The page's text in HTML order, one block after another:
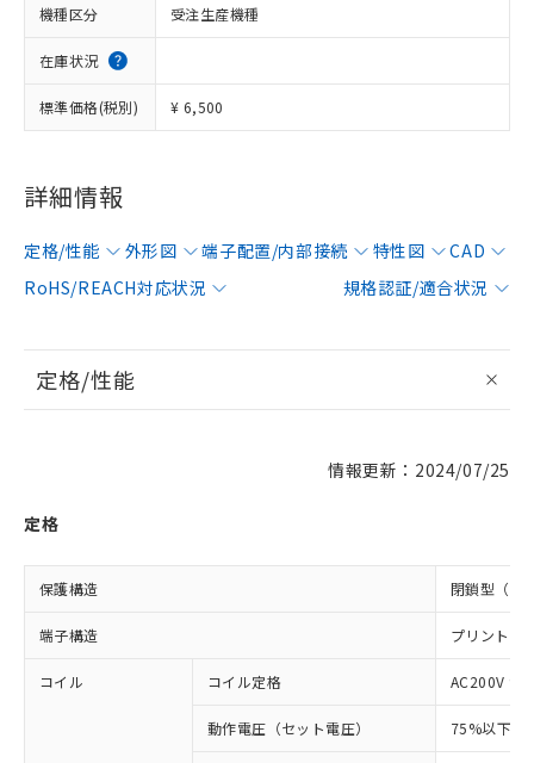
機種区分 受注生産機種
在庫状況
標準価格(税別) ¥ 6,500
詳細情報
定格/性能 外形図 端子配置/内部接続 特性図
CAD
RoHS/REACH対応状況
規格認証/適合状況
定格/性能
情報更新：2024/07/25
定格
保護構造 閉鎖型（ケ
端子構造 プリント基
コイル コイル定格 AC200V 9
動作電圧（セット電圧） 75%以下